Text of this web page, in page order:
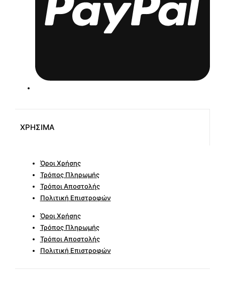
ΧΡΗΣΙΜΑ
Όροι Χρήσης
Τρόπος Πληρωμής
Τρόποι Αποστολής
Πολιτική Επιστροφών
Όροι Χρήσης
Τρόπος Πληρωμής
Τρόποι Αποστολής
Πολιτική Επιστροφών